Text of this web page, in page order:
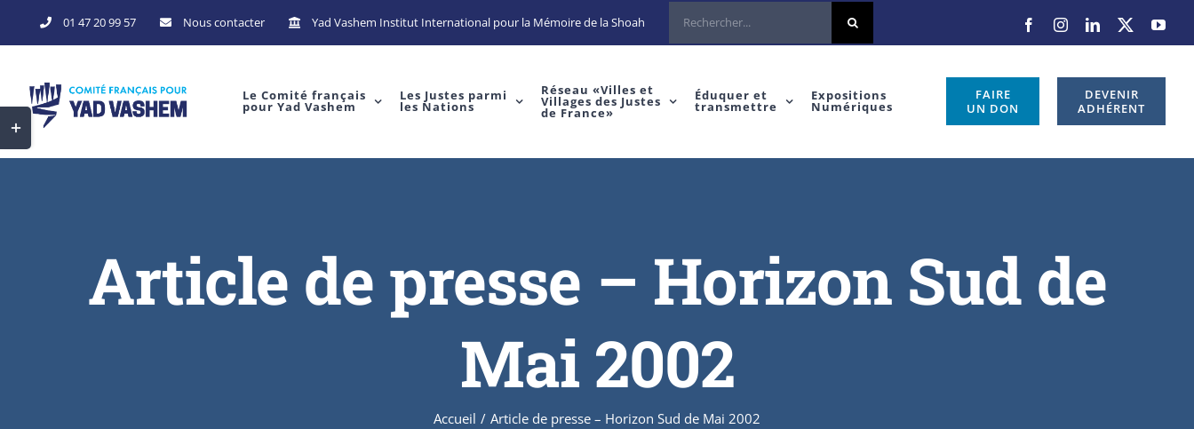
01 47 20 99 57 Nous contacter Yad Vashem Institut International pour la Mémoire de la Shoah
Le Comité français
pour Yad Vashem
Les Justes parmi
les Nations
Réseau «Villes et
Villages des Justes
de France»
Éduquer et
transmettre
Expositions
Numériques
FAIRE
UN DON
DEVENIR
ADHÉRENT
Article de presse – Horizon Sud de
Mai 2002
Accueil / Article de presse – Horizon Sud de Mai 2002